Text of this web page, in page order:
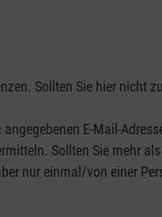
Sollten Sie hier
E-Mail-
Sollten Sie mehr
nur einmal/von einer